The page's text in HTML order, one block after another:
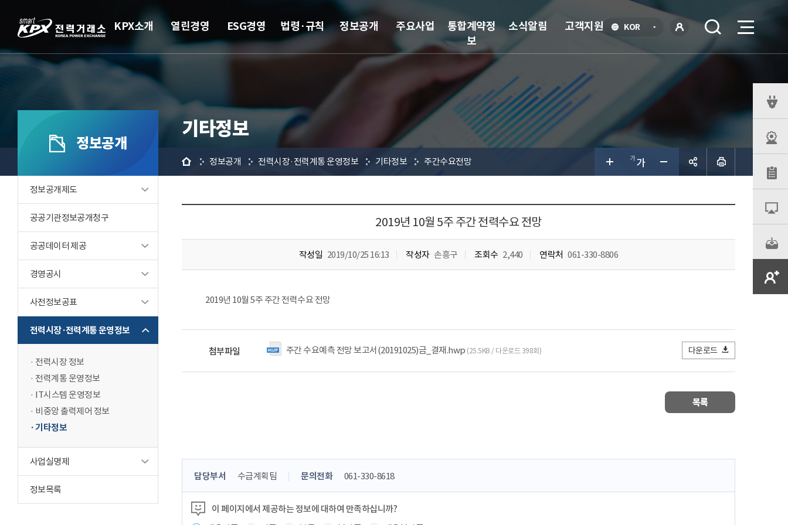
KOR언
그인
KPX소개 열린경영 ESG경영 법령·규칙 정보공개 주요사업
통합계약정
보
소식알림 고객지원
정보공개
정보공개제도
공공기관정보공개청구
공공데이터 제공
경영공시
사전정보공표
전력시장·전력계통 운영정보
전력시장 정보
전력계통 운영정보
IT시스템 운영정보
비중앙 출력제어 정보
기타정보
사업실명제
정보목록
기타정보
홈 정보공개 전력시장·전력계통 운영정보 기타정보 주간수요전망
2019년 10월 5주 주간 전력수요 전망
작성일 2019/10/25 16:13 작성자 손흥구 조회수 2,440 연락처 061-330-8806
2019년 10월 5주 주간 전력수요 전망
첨부파일 주간 수요예측 전망 보고서(20191025)금_결재.hwp (25.5KB / 다운로드 398회) 다운로드
목록
콘
츠
정
담당부서 수급계획팀 문의전화 061-330-8618
이 페이지에서 제공하는 정보에 대하여 만족하십니까?
뉴